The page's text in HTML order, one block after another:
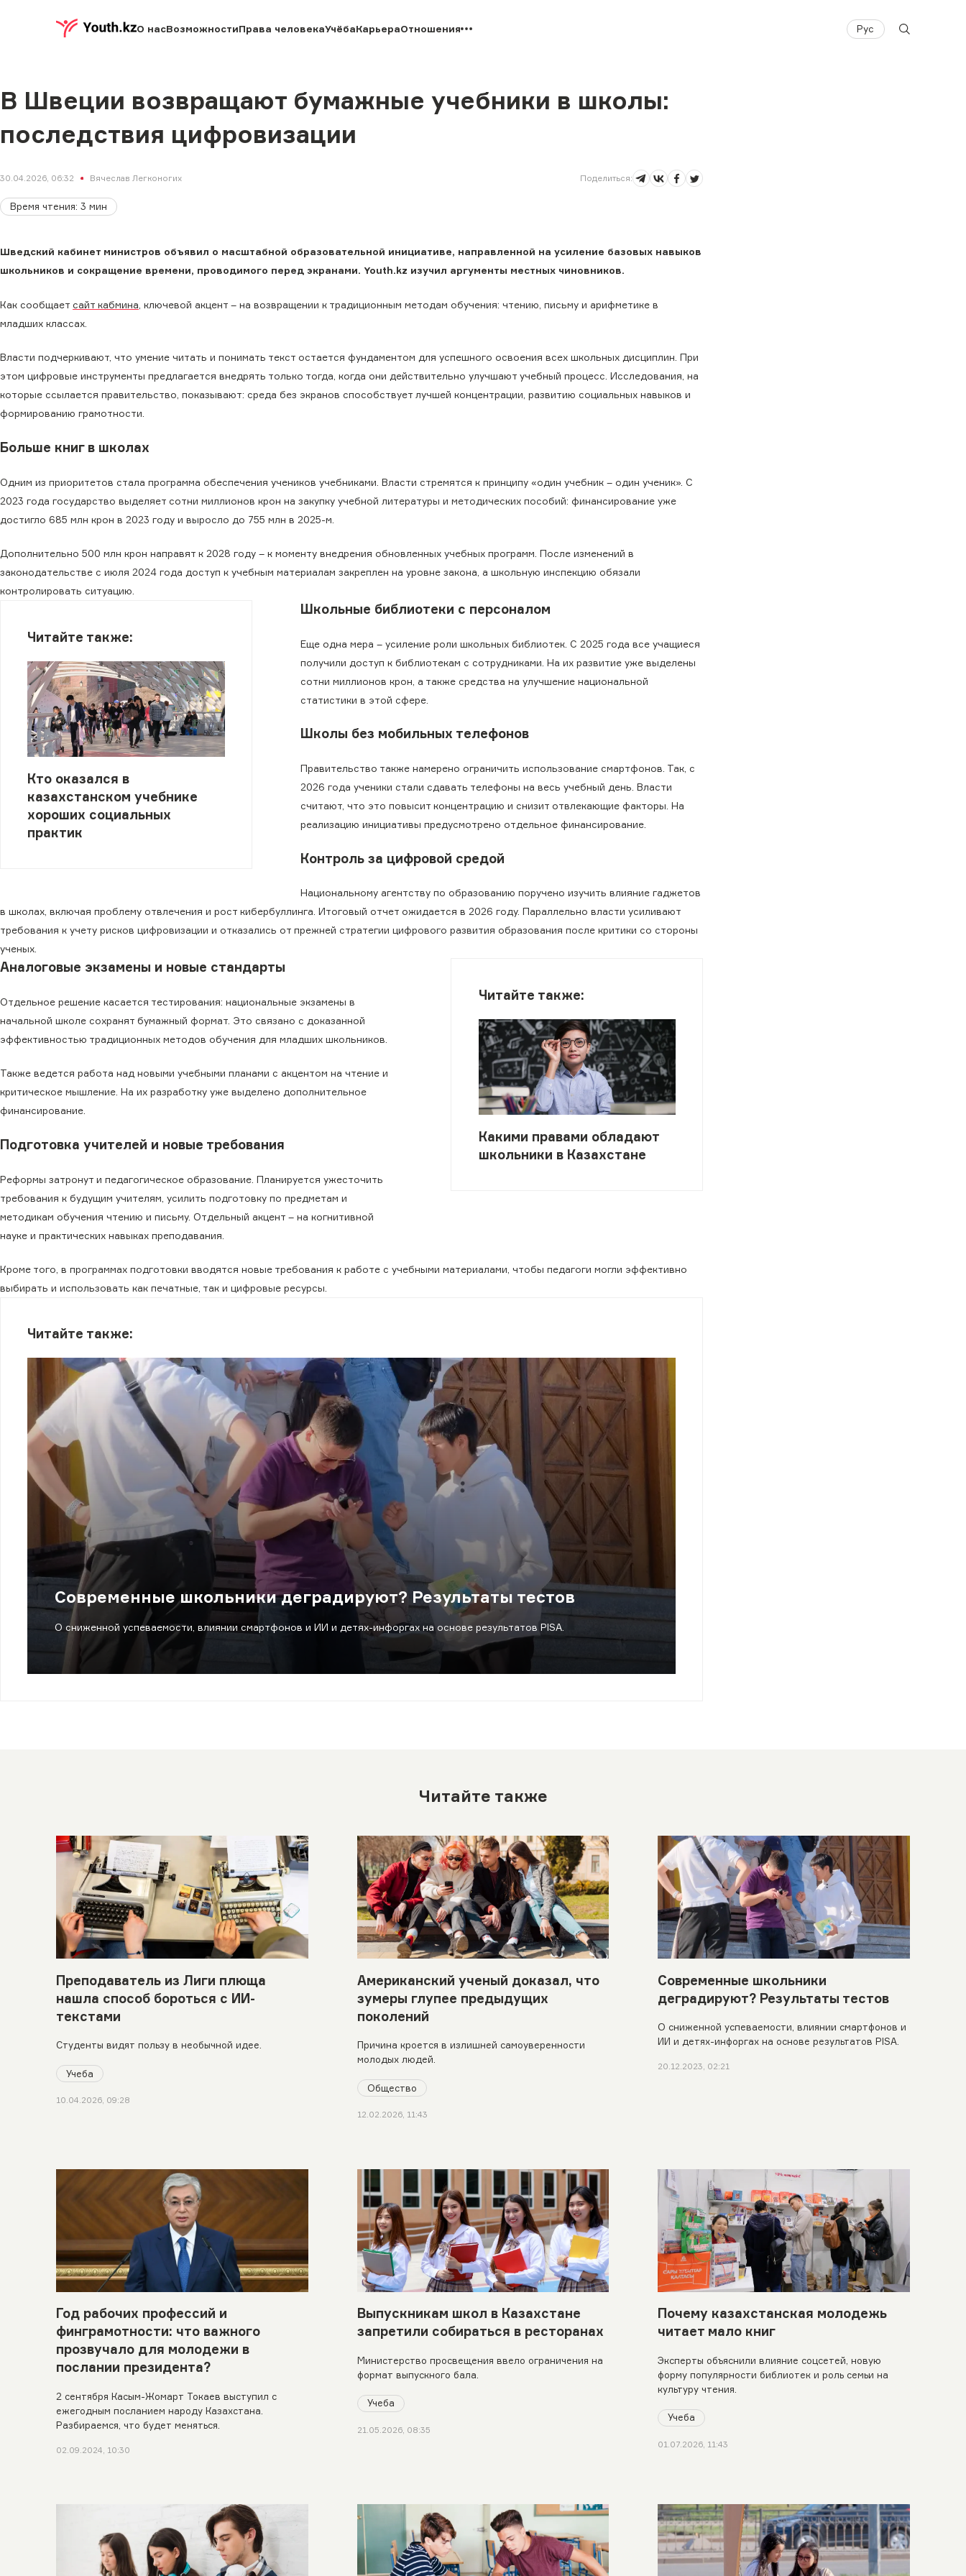
О насВозможностиПрава человекаУчёбаКарьераОтношения Рус
В Швеции возвращают бумажные учебники в школы:
последствия цифровизации
30.04.2026, 06:32 Вячеслав Легконогих Поделиться:
Время чтения: 3 мин
Шведский кабинет министров объявил о масштабной образовательной инициативе, направленной на усиление базовых навыков
школьников и сокращение времени, проводимого перед экранами. Youth.kz изучил аргументы местных чиновников.
Как сообщает сайт кабмина , ключевой акцент – на возвращении к традиционным методам обучения: чтению, письму и арифметике в
младших классах.
Власти подчеркивают, что умение читать и понимать текст остается фундаментом для успешного освоения всех школьных дисциплин. При
этом цифровые инструменты предлагается внедрять только тогда, когда они действительно улучшают учебный процесс. Исследования, на
которые ссылается правительство, показывают: среда без экранов способствует лучшей концентрации, развитию социальных навыков и
формированию грамотности.
Больше книг в школах
Одним из приоритетов стала программа обеспечения учеников учебниками. Власти стремятся к принципу «один учебник – один ученик». С
2023 года государство выделяет сотни миллионов крон на закупку учебной литературы и методических пособий: финансирование уже
достигло 685 млн крон в 2023 году и выросло до 755 млн в 2025-м.
Дополнительно 500 млн крон направят к 2028 году – к моменту внедрения обновленных учебных программ. После изменений в
законодательстве с июля 2024 года доступ к учебным материалам закреплен на уровне закона, а школьную инспекцию обязали
контролировать ситуацию.
Читайте также:
Кто оказался в
казахстанском учебнике
хороших социальных
практик
Школьные библиотеки с персоналом
Еще одна мера – усиление роли школьных библиотек. С 2025 года все учащиеся
получили доступ к библиотекам с сотрудниками. На их развитие уже выделены
сотни миллионов крон, а также средства на улучшение национальной
статистики в этой сфере.
Школы без мобильных телефонов
Правительство также намерено ограничить использование смартфонов. Так, с
2026 года ученики стали сдавать телефоны на весь учебный день. Власти
считают, что это повысит концентрацию и снизит отвлекающие факторы. На
реализацию инициативы предусмотрено отдельное финансирование.
Контроль за цифровой средой
Национальному агентству по образованию поручено изучить влияние гаджетов
в школах, включая проблему отвлечения и рост кибербуллинга. Итоговый отчет ожидается в 2026 году. Параллельно власти усиливают
требования к учету рисков цифровизации и отказались от прежней стратегии цифрового развития образования после критики со стороны
ученых.
Читайте также:
Какими правами обладают
школьники в Казахстане
Аналоговые экзамены и новые стандарты
Отдельное решение касается тестирования: национальные экзамены в
начальной школе сохранят бумажный формат. Это связано с доказанной
эффективностью традиционных методов обучения для младших школьников.
Также ведется работа над новыми учебными планами с акцентом на чтение и
критическое мышление. На их разработку уже выделено дополнительное
финансирование.
Подготовка учителей и новые требования
Реформы затронут и педагогическое образование. Планируется ужесточить
требования к будущим учителям, усилить подготовку по предметам и
методикам обучения чтению и письму. Отдельный акцент – на когнитивной
науке и практических навыках преподавания.
Кроме того, в программах подготовки вводятся новые требования к работе с учебными материалами, чтобы педагоги могли эффективно
выбирать и использовать как печатные, так и цифровые ресурсы.
Читайте также:
Современные школьники деградируют? Результаты тестов
О сниженной успеваемости, влиянии смартфонов и ИИ и детях-инфоргах на основе результатов PISA.
Читайте также
Преподаватель из Лиги плюща
нашла способ бороться с ИИ-
текстами
Студенты видят пользу в необычной идее.
Учеба
10.04.2026, 09:28
Американский ученый доказал, что
зумеры глупее предыдущих
поколений
Причина кроется в излишней самоуверенности
молодых людей.
Общество
12.02.2026, 11:43
Современные школьники
деградируют? Результаты тестов
О сниженной успеваемости, влиянии смартфонов и
ИИ и детях-инфоргах на основе результатов PISA.
20.12.2023, 02:21
Год рабочих профессий и
финграмотности: что важного
прозвучало для молодежи в
послании президента?
2 сентября Касым-Жомарт Токаев выступил с
ежегодным посланием народу Казахстана.
Разбираемся, что будет меняться.
02.09.2024, 10:30
Выпускникам школ в Казахстане
запретили собираться в ресторанах
Министерство просвещения ввело ограничения на
формат выпускного бала.
Учеба
21.05.2026, 08:35
Почему казахстанская молодежь
читает мало книг
Эксперты объяснили влияние соцсетей, новую
форму популярности библиотек и роль семьи на
культуру чтения.
Учеба
01.07.2026, 11:43